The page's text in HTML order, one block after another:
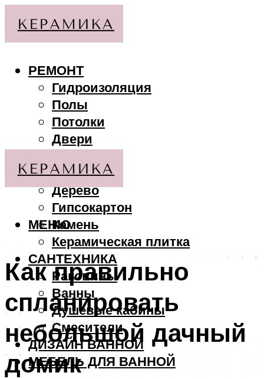
РЕМОНТ
Гидроизоляция
Полы
Потолки
Двери
МАТЕРИАЛЫ
Дерево
Гипсокартон
Камень
Керамическая плитка
САНТЕХНИКА
Раковины
Ванны
Душевые кабины
Смесители
ДИЗАЙН ВАННОЙ
МЕБЕЛЬ ДЛЯ ВАННОЙ
МЕНЮ
Как правильно
спланировать
небольшой дачный
домик